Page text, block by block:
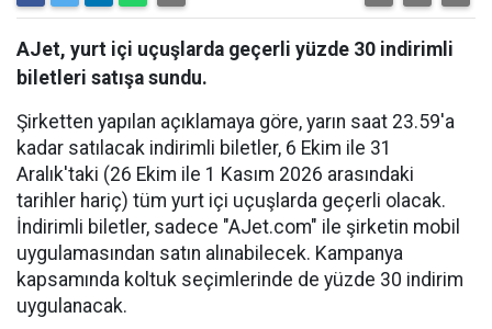
AJet, yurt içi uçuşlarda geçerli yüzde 30 indirimli
biletleri satışa sundu.
Şirketten yapılan açıklamaya göre, yarın saat 23.59'a
kadar satılacak indirimli biletler, 6 Ekim ile 31
Aralık'taki (26 Ekim ile 1 Kasım 2026 arasındaki
tarihler hariç) tüm yurt içi uçuşlarda geçerli olacak.
İndirimli biletler, sadece "AJet.com" ile şirketin mobil
uygulamasından satın alınabilecek. Kampanya
kapsamında koltuk seçimlerinde de yüzde 30 indirim
uygulanacak.